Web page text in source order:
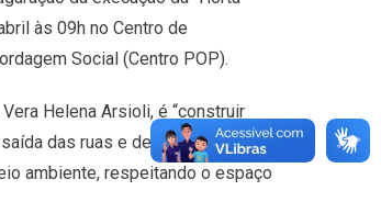
às 09h no Centro de
Social (Centro POP).
Helena Arsioli, é “construir
das ruas e desenvolver de
ambiente, respeitando o espaço